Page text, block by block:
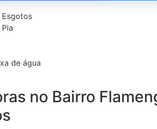
de água
no Bairro